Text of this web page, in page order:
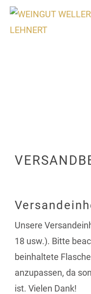
Unsere
18 usw.). Bitte
beinhaltete
anzupassen, da
ist. Vielen Dank!